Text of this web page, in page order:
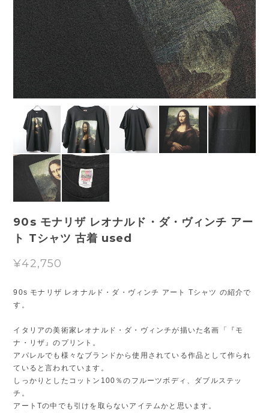
90s モナリザ レオナルド・ダ・ヴィンチ アー
ト Tシャツ 古着 used
¥42,750
90s モナリザ レオナルド・ダ・ヴィンチ アート Tシャツ の紹介で
す。
イタリアの美術家レオナルド・ダ・ヴィンチが描いた名画「『モ
ナ・リザ』のプリント。
アパレルでも様々なブランドから使用されている作品として作られ
ていると言われています。
しっかりとしたコットン100％のフルーツボディ、ダブルステッ
チ。
アートTの中でも引けを取らないアイテムかと思います。